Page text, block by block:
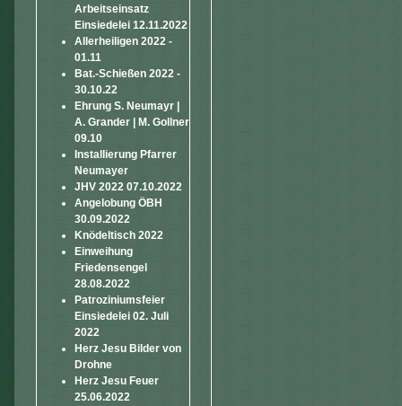
Arbeitseinsatz
Einsiedelei 12.11.2022
Allerheiligen 2022 -
01.11
Bat.-Schießen 2022 -
30.10.22
Ehrung S. Neumayr |
A. Grander | M. Gollner
09.10
Installierung Pfarrer
Neumayer
JHV 2022 07.10.2022
Angelobung ÖBH
30.09.2022
Knödeltisch 2022
Einweihung
Friedensengel
28.08.2022
Patroziniumsfeier
Einsiedelei 02. Juli
2022
Herz Jesu Bilder von
Drohne
Herz Jesu Feuer
25.06.2022